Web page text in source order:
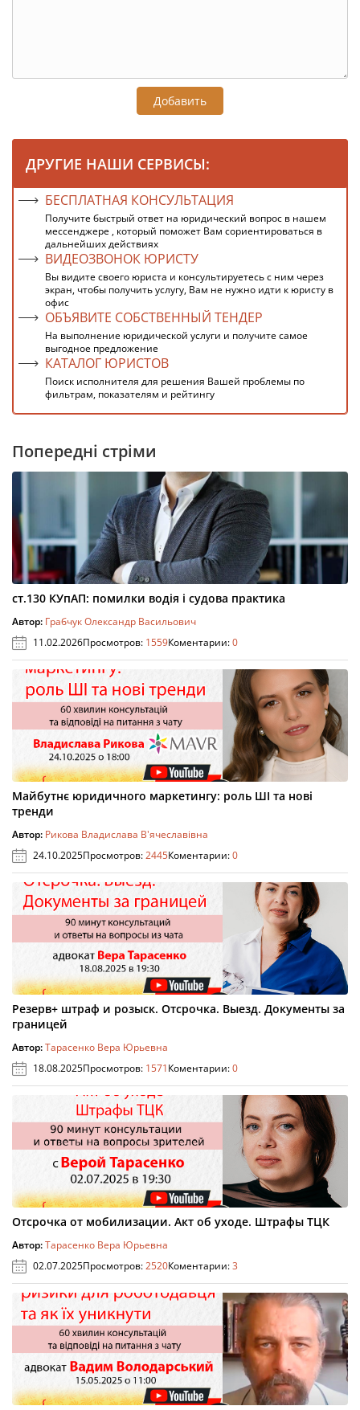
Добавить
ДРУГИЕ НАШИ СЕРВИСЫ:
БЕСПЛАТНАЯ КОНСУЛЬТАЦИЯ
Получите быстрый ответ на юридический вопрос в нашем
мессенджере , который поможет Вам сориентироваться в
дальнейших действиях
ВИДЕОЗВОНОК ЮРИСТУ
Вы видите своего юриста и консультируетесь с ним через
экран, чтобы получить услугу, Вам не нужно идти к юристу в
офис
ОБЪЯВИТЕ СОБСТВЕННЫЙ ТЕНДЕР
На выполнение юридической услуги и получите самое
выгодное предложение
КАТАЛОГ ЮРИСТОВ
Поиск исполнителя для решения Вашей проблемы по
фильтрам, показателям и рейтингу
Попередні стріми
ст.130 КУпАП: помилки водія і судова практика
Автор: Грабчук Олександр Васильович
11.02.2026Просмотров: 1559Коментарии:0
Майбутнє юридичного маркетингу: роль ШІ та нові
тренди
Автор: Рикова Владислава В'ячеславівна
24.10.2025Просмотров:2445Коментарии:0
Резерв+ штраф и розыск. Отсрочка. Выезд. Документы за
границей
Автор:Тарасенко Вера Юрьевна
18.08.2025Просмотров: 1571Коментарии:0
Отсрочка от мобилизации. Акт об уходе. Штрафы ТЦК
Автор:Тарасенко Вера Юрьевна
02.07.2025Просмотров:2520Коментарии:3